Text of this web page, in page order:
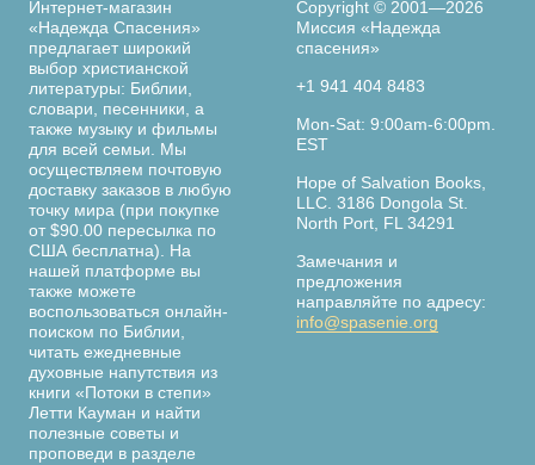
Интернет-магазин
«Надежда Спасения»
предлагает широкий
выбор христианской
литературы: Библии,
словари, песенники, а
также музыку и фильмы
для всей семьи. Мы
осуществляем почтовую
доставку заказов в любую
точку мира (при покупке
от $90.00 пересылка по
США бесплатна). На
нашей платформе вы
также можете
воспользоваться онлайн-
поиском по Библии,
читать ежедневные
духовные напутствия из
книги «Потоки в степи»
Летти Кауман и найти
полезные советы и
проповеди в разделе
Copyright © 2001—2026
Миссия «Надежда
спасения»
+1 941 404 8483
Mon-Sat: 9:00am-6:00pm.
EST
Hope of Salvation Books,
LLC. 3186 Dongola St.
North Port, FL 34291
Замечания и
предложения
направляйте по адресу:
info@spasenie.org